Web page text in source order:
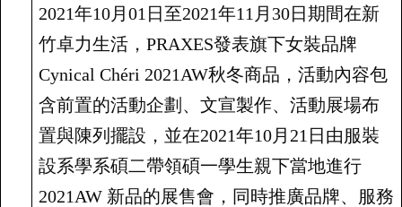
2021年10月01日至2021年11月30日期間在新
竹卓力生活，PRAXES發表旗下女裝品牌
Cynical Chéri 2021AW秋冬商品，活動內容包
含前置的活動企劃、文宣製作、活動展場布
置與陳列擺設，並在2021年10月21日由服裝
設系學系碩二帶領碩一學生親下當地進行
2021AW 新品的展售會，同時推廣品牌、服務